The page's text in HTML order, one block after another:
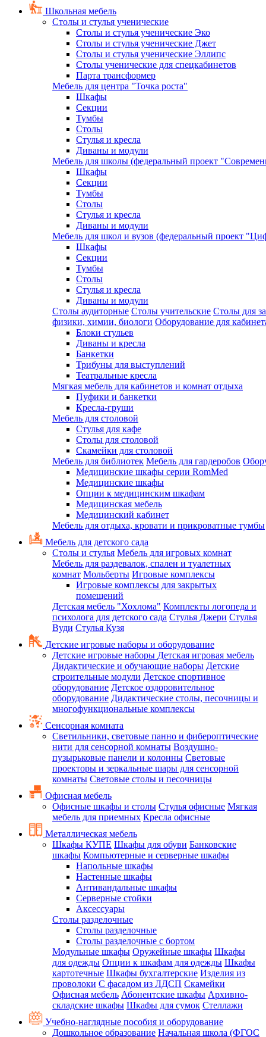
Школьная мебель
Столы и стулья ученические
Столы и стулья ученические Эко
Столы и стулья ученические Джет
Столы и стулья ученические Эллипс
Столы ученические для спецкабинетов
Парта трансформер
Мебель для центра "Точка роста"
Шкафы
Секции
Тумбы
Столы
Стулья и кресла
Диваны и модули
Мебель для школы (федеральный проект
Шкафы
Секции
Тумбы
Столы
Стулья и кресла
Диваны и модули
Мебель для школ и вузов (федеральный проект
Шкафы
Секции
Тумбы
Столы
Стулья и кресла
Диваны и модули
Столы аудиторные Столы учительские Столы для
физики, химии, биологи Оборудование для
Блоки стульев
Диваны и кресла
Банкетки
Трибуны для выступлений
Театральные кресла
Мягкая мебель для кабинетов и комнат отдыха
Пуфики и банкетки
Кресла-груши
Мебель для столовой
Cтулья для кафе
Cтолы для столовой
Скамейки для столовой
Мебель для библиотек Мебель для гардеробов
Медицинские шкафы серии RomMed
Медицинские шкафы
Опции к медицинским шкафам
Медицинская мебель
Медицинский кабинет
Мебель для отдыха, кровати и прикроватные тумбы
Мебель для детского сада
Столы и стулья Мебель для игровых комнат
Мебель для раздевалок, спален и туалетных
комнат Мольберты Игровые комплексы
Игровые комплексы для закрытых
помещений
Детская мебель "Хохлома" Комплекты логопеда и
психолога для детского сада Стулья Джери Стулья
Вуди Стулья Кузя
Детские игровые наборы и оборудование
Детские игровые наборы Детская игровая мебель
Дидактические и обучающие наборы Детские
строительные модули Детское спортивное
оборудование Детское оздоровительное
оборудование Дидактические столы, песочницы и
многофункциональные комплексы
Сенсорная комната
Светильники, световые панно и фибероптические
нити для сенсорной комнаты Воздушно-
пузырьковые панели и колонны Световые
проекторы и зеркальные шары для сенсорной
комнаты Световые столы и песочницы
Офисная мебель
Офисные шкафы и столы Стулья офисные Мягкая
мебель для приемных Кресла офисные
Металлическая мебель
Шкафы КУПЕ Шкафы для обуви Банковские
шкафы Компьютерные и серверные шкафы
Напольные шкафы
Настенные шкафы
Антивандальные шкафы
Серверные стойки
Аксессуары
Столы разделочные
Столы разделочные
Столы разделочные с бортом
Модульные шкафы Оружейные шкафы Шкафы
для одежды Опции к шкафам для одежды Шкафы
картотечные Шкафы бухгалтерские Изделия из
проволоки С фасадом из ЛДСП Скамейки
Офисная мебель Абонентские шкафы Архивно-
складские шкафы Шкафы для сумок Стеллажи
Учебно-наглядные пособия и оборудование
Дошкольное образование Начальная школа (ФГОС